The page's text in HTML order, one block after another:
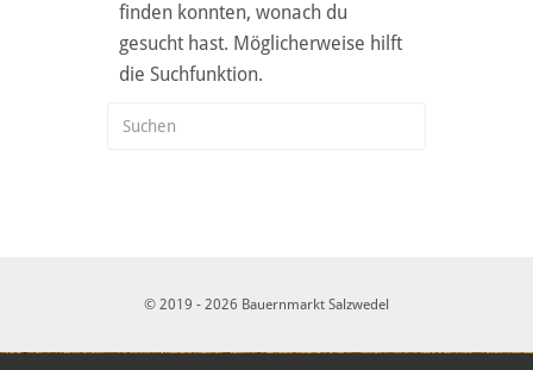
finden konnten, wonach du
gesucht hast. Möglicherweise hilft
die Suchfunktion.
© 2019 - 2026 Bauernmarkt Salzwedel